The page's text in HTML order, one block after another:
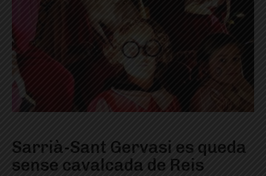
Sarrià-Sant Gervasi es queda
sense cavalcada de Reis